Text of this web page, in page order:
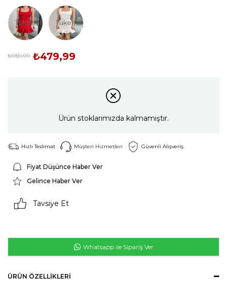
Tükendi Tükendi
₺959,99 ₺479,99
Ürün stoklarımızda kalmamıştır.
Hızlı Teslimat Müşteri Hizmetleri Güvenli Alışveriş
Fiyat Düşünce Haber Ver
Gelince Haber Ver
Tavsiye Et
Whatsapp ile Sipariş Ver
ÜRÜN ÖZELLIKLERI